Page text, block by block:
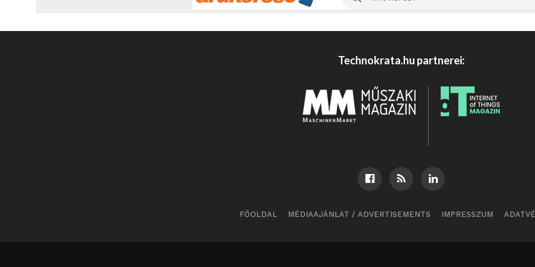
Technokrata.hu partnerei:
FŐOLDAL MÉDIAAJÁNLAT / ADVERTISEMENTS IMPRESSZUM